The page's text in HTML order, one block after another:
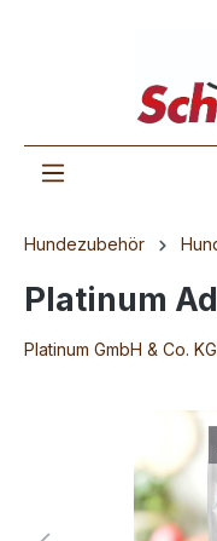
Hundezubehör
Platinum
Platinum GmbH & Co. KG